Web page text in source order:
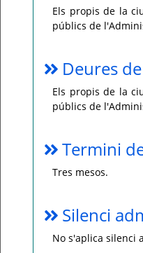
Els propis de la
públics de
Deures
Els propis de la
públics de
Termini
Tres mesos.
Silenci
No s'aplica silenci